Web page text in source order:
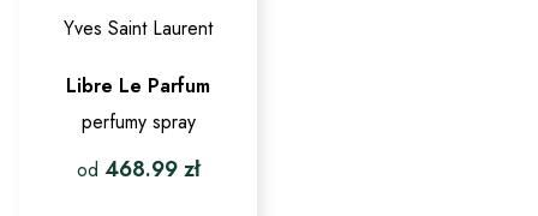
Yves Saint Laurent
Libre Le Parfum
perfumy spray
od 468.99zł